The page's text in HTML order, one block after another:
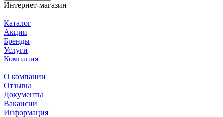
Интернет-магазин
Каталог
Акции
Бренды
Услуги
Компания
О компании
Отзывы
Документы
Вакансии
Информация